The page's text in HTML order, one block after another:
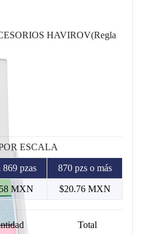
HAVIROV(Regla
ESCALA
869 pzas 870 pzs o más
MXN $20.76 MXN
Total